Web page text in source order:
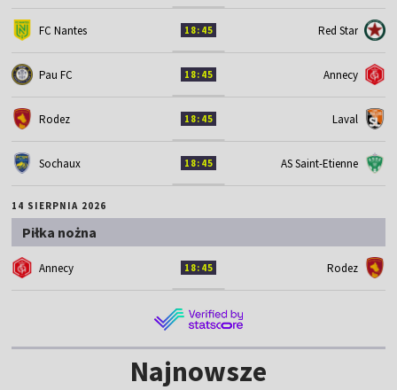
FC Nantes 18:45 Red Star
Pau FC 18:45 Annecy
Rodez 18:45 Laval
Sochaux 18:45 AS Saint-Etienne
14 SIERPNIA 2026
Piłka nożna
Annecy 18:45 Rodez
Najnowsze